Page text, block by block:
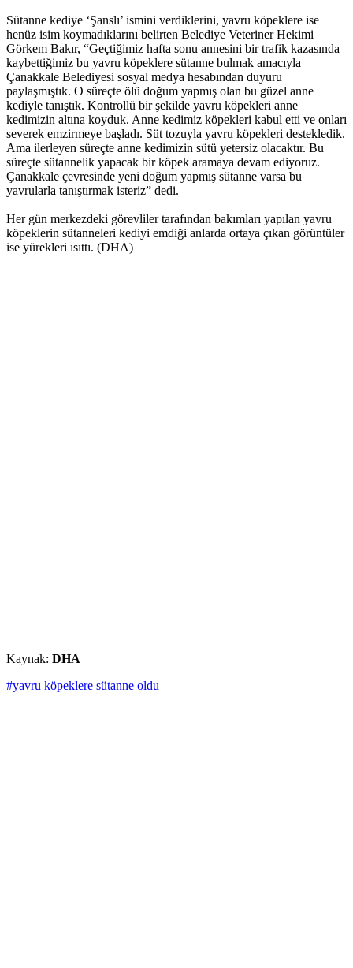
Sütanne kediye ‘Şanslı’ ismini verdiklerini, yavru köpeklere ise
henüz isim koymadıklarını belirten Belediye Veteriner Hekimi
Görkem Bakır, “Geçtiğimiz hafta sonu annesini bir trafik kazasında
kaybettiğimiz bu yavru köpeklere sütanne bulmak amacıyla
Çanakkale Belediyesi sosyal medya hesabından duyuru
paylaşmıştık. O süreçte ölü doğum yapmış olan bu güzel anne
kediyle tanıştık. Kontrollü bir şekilde yavru köpekleri anne
kedimizin altına koyduk. Anne kedimiz köpekleri kabul etti ve onları
severek emzirmeye başladı. Süt tozuyla yavru köpekleri destekledik.
Ama ilerleyen süreçte anne kedimizin sütü yetersiz olacaktır. Bu
süreçte sütannelik yapacak bir köpek aramaya devam ediyoruz.
Çanakkale çevresinde yeni doğum yapmış sütanne varsa bu
yavrularla tanıştırmak isteriz” dedi.
Her gün merkezdeki görevliler tarafından bakımları yapılan yavru
köpeklerin sütanneleri kediyi emdiği anlarda ortaya çıkan görüntüler
ise yürekleri ısıttı. (DHA)
Kaynak: DHA
#yavru köpeklere sütanne oldu